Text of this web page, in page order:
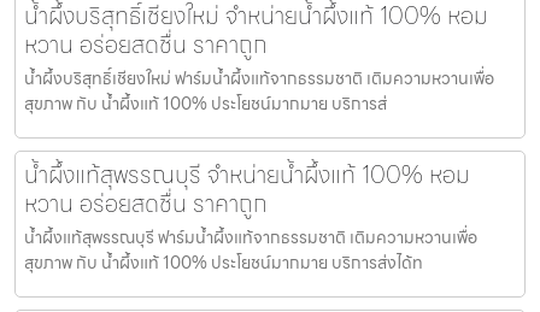
น้ำผึ้งบริสุทธิ์เชียงใหม่ จำหน่ายน้ำผึ้งแท้ 100% หอม
หวาน อร่อยสดชื่น ราคาถูก
น้ำผึ้งบริสุทธิ์เชียงใหม่ ฟาร์มน้ำผึ้งแท้จากธรรมชาติ เติมความหวานเพื่อ
สุขภาพ กับ น้ำผึ้งแท้ 100% ประโยชน์มากมาย บริการส่
น้ำผึ้งแท้สุพรรณบุรี จำหน่ายน้ำผึ้งแท้ 100% หอม
หวาน อร่อยสดชื่น ราคาถูก
น้ำผึ้งแท้สุพรรณบุรี ฟาร์มน้ำผึ้งแท้จากธรรมชาติ เติมความหวานเพื่อ
สุขภาพ กับ น้ำผึ้งแท้ 100% ประโยชน์มากมาย บริการส่งได้ท